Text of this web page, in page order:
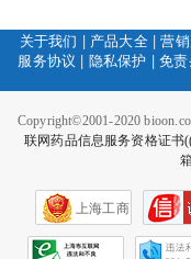
关于我们 | 产品大全|营
服务协议 | 隐私保护 |免
Copyright©2001-2020
联网药品信息服务资格证书
上海工商